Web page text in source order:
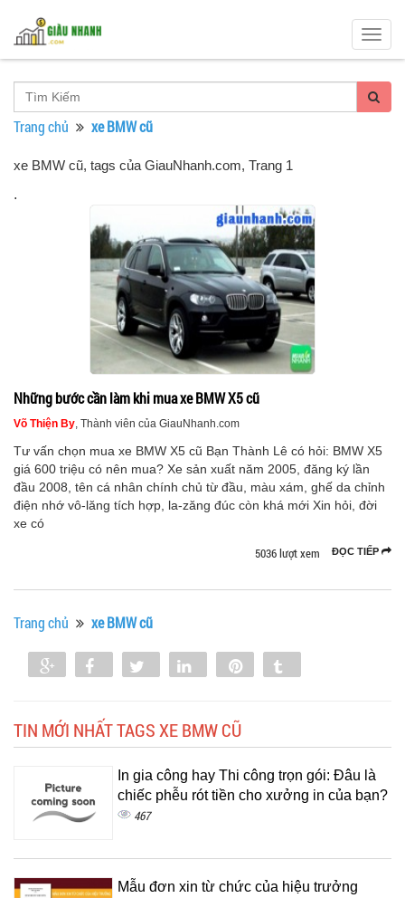
Trang chủ xe BMW cũ
xe BMW cũ, tags của GiauNhanh.com, Trang 1
.
Những bước cần làm khi mua xe BMW X5 cũ
Võ Thiện By, Thành viên của GiauNhanh.com
Tư vấn chọn mua xe BMW X5 cũ Bạn Thành Lê có hỏi: BMW X5
giá 600 triệu có nên mua? Xe sản xuất năm 2005, đăng ký lần
đầu 2008, tên cá nhân chính chủ từ đầu, màu xám, ghế da chỉnh
điện nhớ vô-lăng tích hợp, la-zăng đúc còn khá mới Xin hỏi, đời
xe có
ĐỌC TIẾP
5036 lượt xem
Trang chủ xe BMW cũ
Share Share Tweet Share
TIN MỚI NHẤT TAGS XE BMW CŨ
In gia công hay Thi công trọn gói: Đâu là
chiếc phễu rót tiền cho xưởng in của bạn?
467
Mẫu đơn xin từ chức của hiệu trưởng